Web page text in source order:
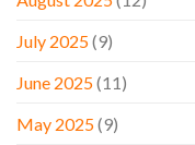
July 2025(9)
June 2025(11)
May 2025(9)